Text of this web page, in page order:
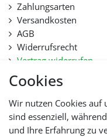
Cookies
Wir nutzen Cookies auf
sind essenziell,
und Ihre Erfahrung zu
Zahlungsarten
Versandkosten
AGB
Widerrufsrecht
Vertrag widerrufen
Datenschutz
Hilfe
Lieferfristen und
Lieferbeschränkung